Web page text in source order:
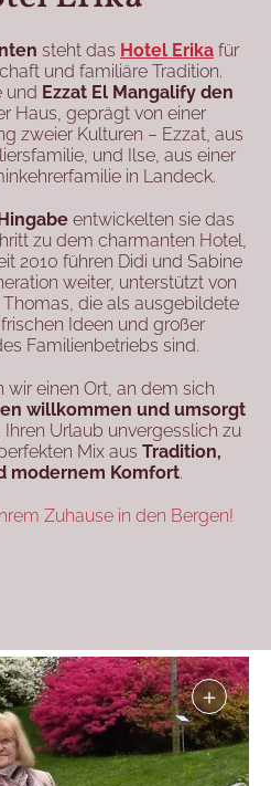
steht das Hotel Erika für
und familiäre Tradition.
und Ezzat El Mangalify den
Haus, geprägt von einer
zweier Kulturen – Ezzat, aus
und Ilse, aus einer
in Landeck.
entwickelten sie das
zu dem charmanten Hotel,
2010 führen Didi und Sabine
weiter, unterstützt von
die als ausgebildete
Ideen und großer
Familienbetriebs sind.
wir einen Ort, an dem sich
willkommen und umsorgt
Ihren Urlaub unvergesslich zu
Mix aus Tradition,
modernem Komfort.
Zuhause in den Bergen!